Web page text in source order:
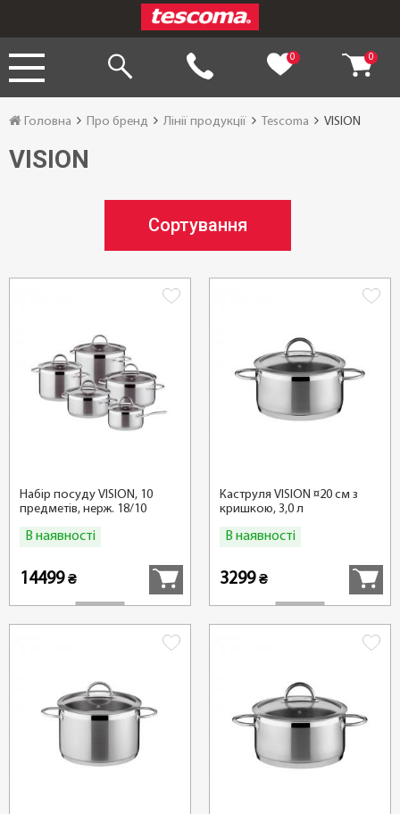
0 0
Головна Про бренд Лінії продукції Tescoma VISION
VISION
Сортування
Набір посуду VISION, 10
предметів, нерж. 18/10
В наявності
14499₴
Каструля VISION ¤20 см з
кришкою, 3,0 л
В наявності
3299₴